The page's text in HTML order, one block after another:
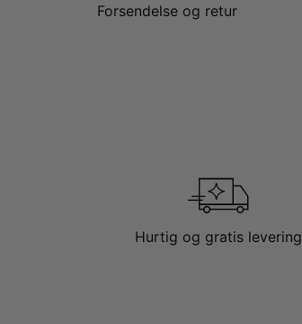
Forsendelse og retur
Hurtig og gratis levering